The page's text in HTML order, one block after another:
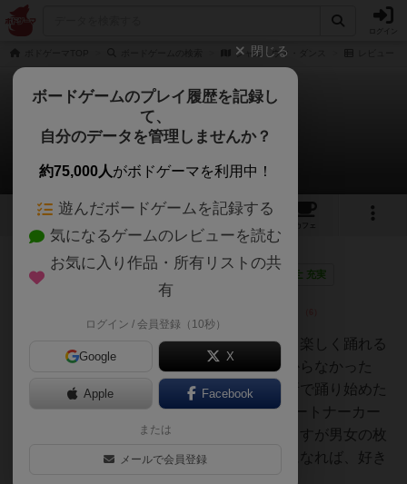
シャル・ウィ・ダンス
シャル・ウィ・ダンス
1件のレビュー
3 1
カフェ
207名 画像 充実
ダンスのパートナーを見つけたら楽しく踊れる
夜になるのだが、なかなか見つからなかった
り、目の前にいた人物が別の場所で踊り始めた
りすることもあります。7色のパートナーカー
ドがあり、色ごとに枚数は違いますが男女の枚
数は数字の半分ずつです。手番になれば、好き
閉じる
ボードゲームのプレイ履歴を記録し
て、
自分のデータを管理しませんか？
約75,000人がボドゲーマを利用中！
遊んだボードゲームを記録する
気になるゲームのレビューを読む
お気に入り作品・所有リストの共
有
ログイン / 会員登録（10秒）
Google X
Apple Facebook
または
メールで会員登録